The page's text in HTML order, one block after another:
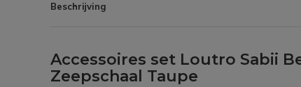
Beschrijving
Accessoires set Loutro Sabii
Zeepschaal Taupe